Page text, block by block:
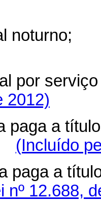
por
2012)
paga a
(Incluído
paga a
nº 12.688,